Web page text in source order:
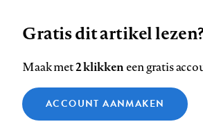
ons
op
Facebook
ons
op
LinkedIn
ons
op
Bluesky
ons
op
Instagram
ons
op
YouTube
Footer
Contact Colofon Disclaimer Privacy
Medische
Zie onze cookie policy
Analytische cookies
Gratis dit artikel
Maak met2 klikkeneen gratis
ACCOUNT AANMAKEN